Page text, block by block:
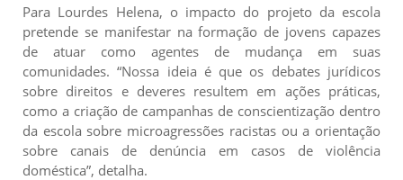
Para Lourdes Helena, o impacto do projeto da escola
pretende se manifestar na formação de jovens capazes
de atuar como agentes de mudança em suas
comunidades. “Nossa ideia é que os debates jurídicos
sobre direitos e deveres resultem em ações práticas,
como a criação de campanhas de conscientização dentro
da escola sobre microagressões racistas ou a orientação
sobre canais de denúncia em casos de violência
doméstica”, detalha.